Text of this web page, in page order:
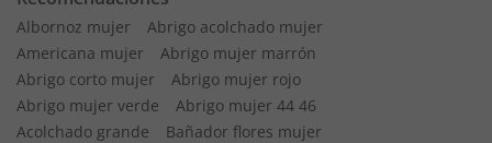
Albornoz mujer
Abrigo acolchado mujer
Americana mujer
Abrigo mujer marrón
Abrigo corto mujer
Abrigo mujer rojo
Abrigo mujer verde
Abrigo mujer 44 46
Acolchado grande
Bañador flores mujer